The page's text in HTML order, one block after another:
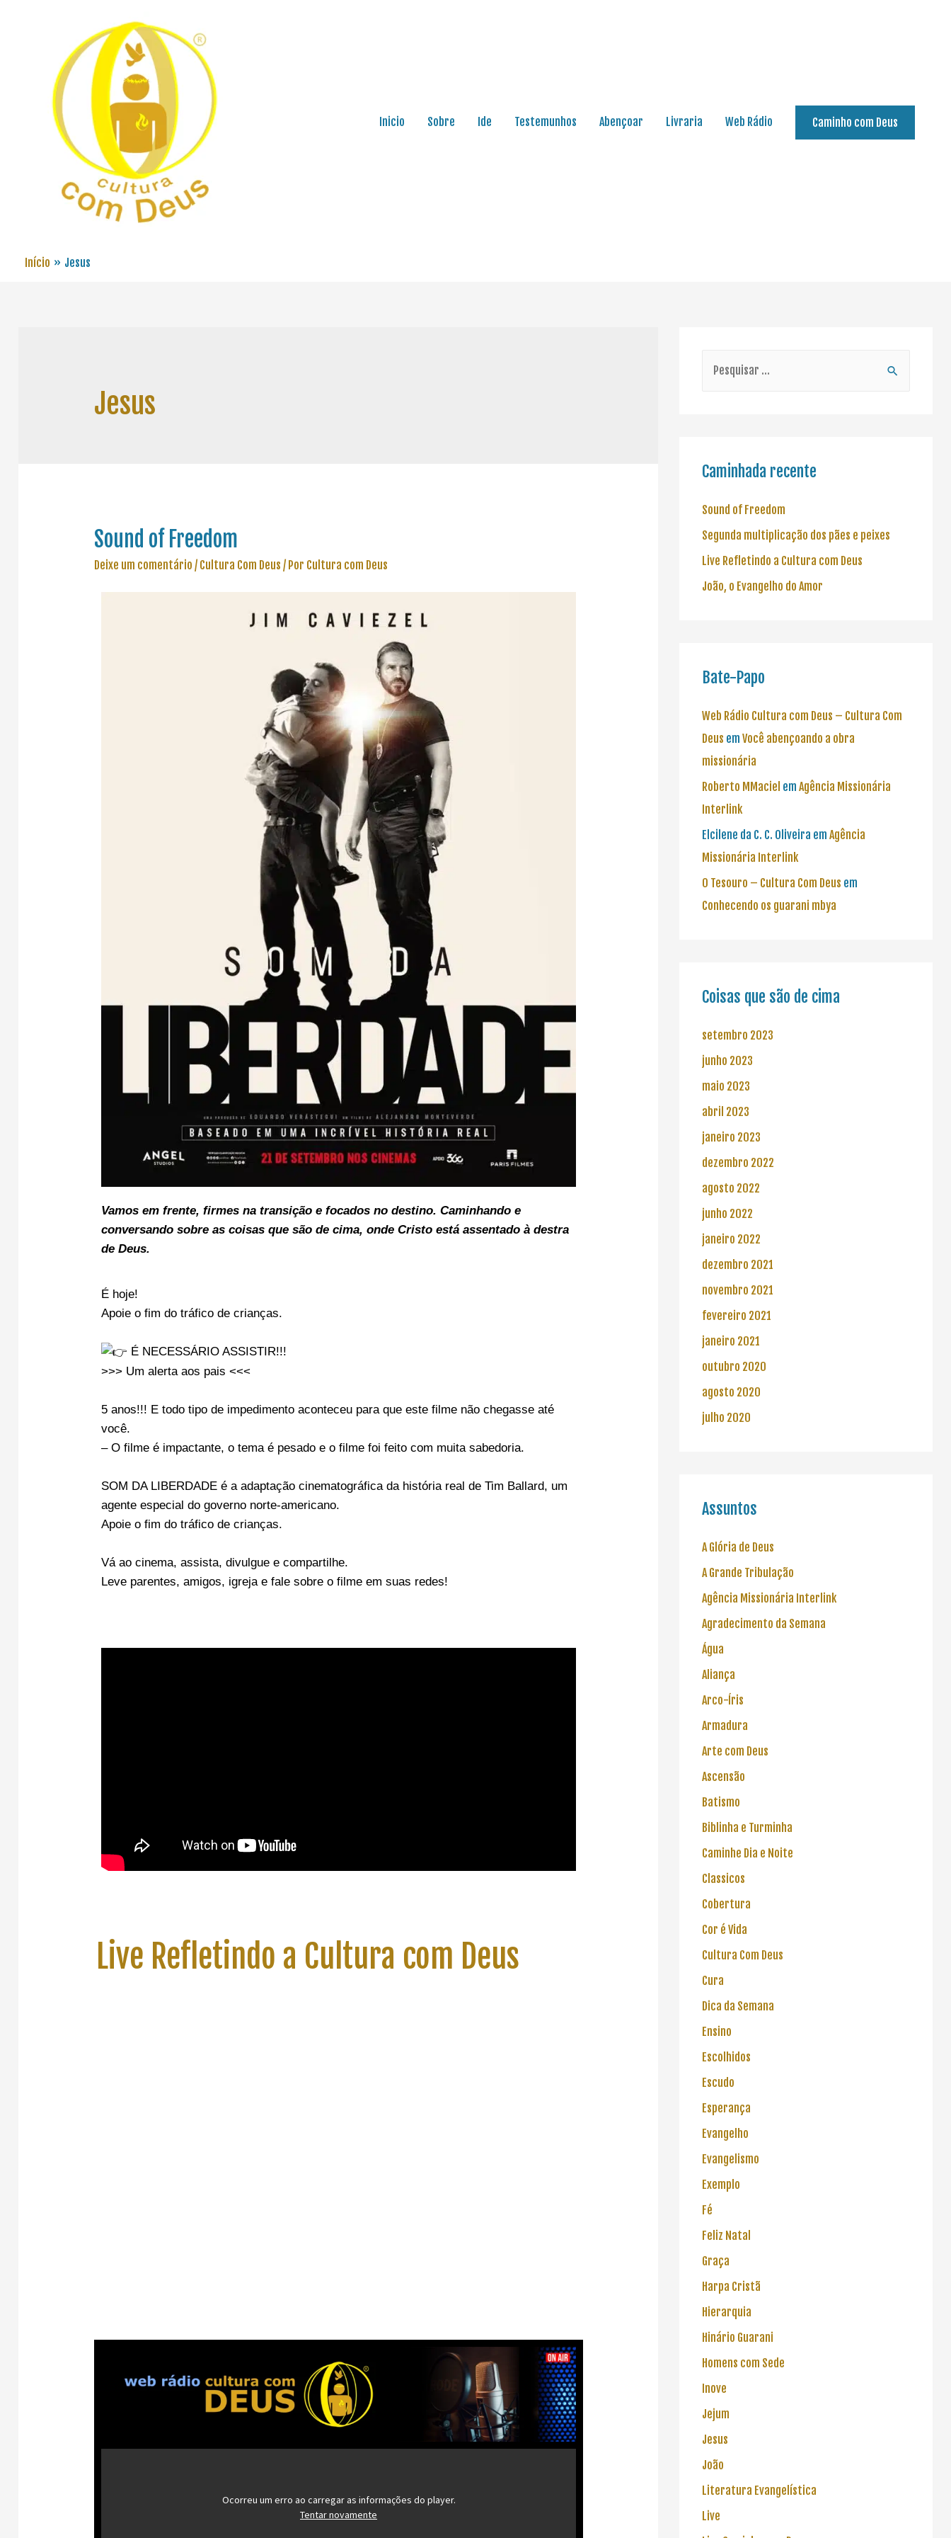
Inicio Sobre Ide Testemunhos Abençoar Livraria Web Rádio Caminho com Deus
Início Jesus
Jesus
Sound of Freedom
Deixe um comentário / Cultura Com Deus / Por Cultura com Deus
Vamos em frente, firmes na transição e focados no destino. Caminhando e
conversando sobre as coisas que são de cima, onde Cristo está assentado à destra
de Deus.
É hoje!
Apoie o fim do tráfico de crianças.
É NECESSÁRIO ASSISTIR!!!
>>> Um alerta aos pais <<<
5 anos!!! E todo tipo de impedimento aconteceu para que este filme não chegasse até
você.
– O filme é impactante, o tema é pesado e o filme foi feito com muita sabedoria.
SOM DA LIBERDADE é a adaptação cinematográfica da história real de Tim Ballard, um
agente especial do governo norte-americano.
Apoie o fim do tráfico de crianças.
Vá ao cinema, assista, divulgue e compartilhe.
Leve parentes, amigos, igreja e fale sobre o filme em suas redes!
Live Refletindo a Cultura com Deus
Caminhada recente
Sound of Freedom
Segunda multiplicação dos pães e peixes
Live Refletindo a Cultura com Deus
João, o Evangelho do Amor
Bate-Papo
Web Rádio Cultura com Deus – Cultura Com
Deus emVocê abençoando a obra
missionária
Roberto MMaciel emAgência Missionária
Interlink
Elcilene da C. C. Oliveira emAgência
Missionária Interlink
O Tesouro – Cultura Com Deus em
Conhecendo os guarani mbya
Coisas que são de cima
setembro 2023
junho 2023
maio 2023
abril 2023
janeiro 2023
dezembro 2022
agosto 2022
junho 2022
janeiro 2022
dezembro 2021
novembro 2021
fevereiro 2021
janeiro 2021
outubro 2020
agosto 2020
julho 2020
Assuntos
A Glória de Deus
A Grande Tribulação
Agência Missionária Interlink
Agradecimento da Semana
Água
Aliança
Arco-Íris
Armadura
Arte com Deus
Ascensão
Batismo
Biblinha e Turminha
Caminhe Dia e Noite
Classicos
Cobertura
Cor é Vida
Cultura Com Deus
Cura
Dica da Semana
Ensino
Escolhidos
Escudo
Esperança
Evangelho
Evangelismo
Exemplo
Fé
Feliz Natal
Graça
Harpa Cristã
Hierarquia
Hinário Guarani
Homens com Sede
Inove
Jejum
Jesus
João
Literatura Evangelística
Live